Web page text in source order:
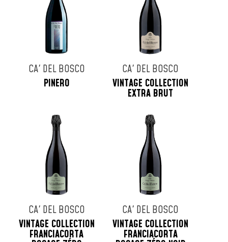
CA' DEL BOSCO
PINERO
CA' DEL BOSCO
VINTAGE COLLECTION
EXTRA BRUT
CA' DEL BOSCO
VINTAGE COLLECTION
FRANCIACORTA
CA' DEL BOSCO
VINTAGE COLLECTION
FRANCIACORTA